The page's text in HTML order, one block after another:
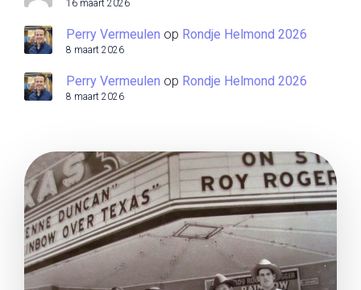
16 maart 2026
Perry Vermeulen op Rondje Helmond 2026
8 maart 2026
Perry Vermeulen op Rondje Helmond 2026
8 maart 2026